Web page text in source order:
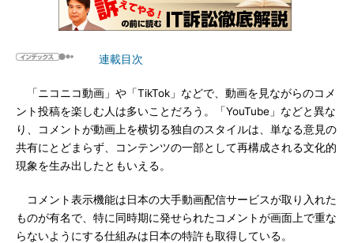
連載目次
「ニコニコ動画」や「TikTok」などで、動画を見ながらのコメ
ント投稿を楽しむ人は多いことだろう。「YouTube」などと異な
り、コメントが動画上を横切る独自のスタイルは、単なる意見の
共有にとどまらず、コンテンツの一部として再構成される文化的
現象を生み出したともいえる。
コメント表示機能は日本の大手動画配信サービスが取り入れた
ものが有名で、特に同時期に発せられたコメントが画面上で重な
らないようにする仕組みは日本の特許も取得している。